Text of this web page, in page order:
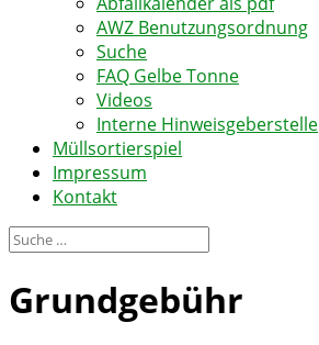
AWZ Benutzungsordnung
Suche
FAQ Gelbe Tonne
Videos
Interne Hinweisgeberstelle
Müllsortierspiel
Impressum
Kontakt
Grundgebühr